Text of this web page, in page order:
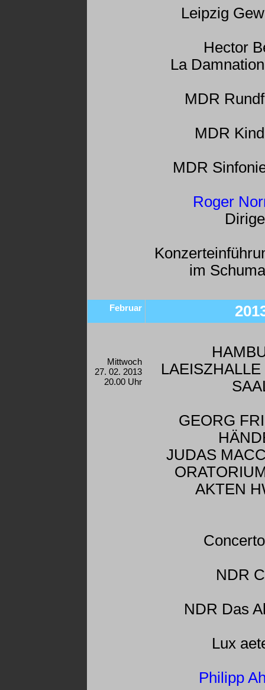
Leipzig
Hector
La
MDR
MDR
MDR
Roger
im
Februar
Mittwoch
27. 02. 2013
20.00 Uhr
LAEISZHALLE
GEORG
JUDAS
AKTEN
NDR
NDR Das
Lux
Philipp